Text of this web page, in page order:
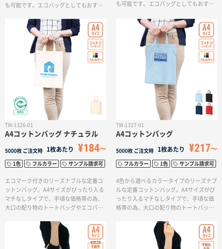
も可能です。エコバッグとしてもおすす
けますが、手触りがよく、最薄（4オンス
程度）ならではの柔らかさが特徴です。印
刷方法も単色からフルカラー印刷まで対
応しており、お好みのデザインでオリジ
ナルトートバッグを作成出来ます。
も可能です。エコバッグとしてもおすす
けますが、手触りがよく、最薄（4オンス
程度）ならではの柔らかさが特徴です。印
刷方法も単色からフルカラー印刷まで対
応しており、お好みのデザインでオリジ
ナルトートバッグを作成出来ます。
TW-1326-01
A4コットンバッグ ナチュラル
5000枚 ご注文時 1枚あたり ¥184
1色 フルカラー サンプル請求可
エコマーク付きのリーズナブルな定番コ
ットンバッグ。A4サイズがぴったり入る
マチなしタイプで、手頃な価格帯の為、
大口の配り物のトートバッグやエコバッ
類やカタログ、展示会の冊子入れやアー
ティスト物販など幅広い用途でご利用い
ただけます。また印刷方法も単色からフ
TW-1327-01
A4コットンバッグ
5000枚 ご注文時 1枚あたり ¥217
フルカラー 1色 サンプル請求可
4色から選べるカラータイプのリーズナブ
ルな定番コットンバッグ。A4サイズがぴ
ったり入るマチなしタイプで、手頃な価
格帯の為、大口の配り物のトートバッグ
サイズの書類やカタログ、展示会の冊子
入れやアーティスト物販など幅広い用途
でご利用いただけます。また印刷方法も